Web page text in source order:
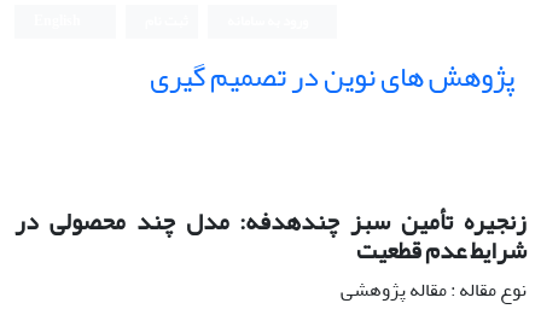
پژوهش های نوین در تصمیم گیری
زنجیره تأمین سبز چندهدفه: مدل چند محصولی در
شرایط عدم قطعیت
نوع مقاله : مقاله پژوهشی